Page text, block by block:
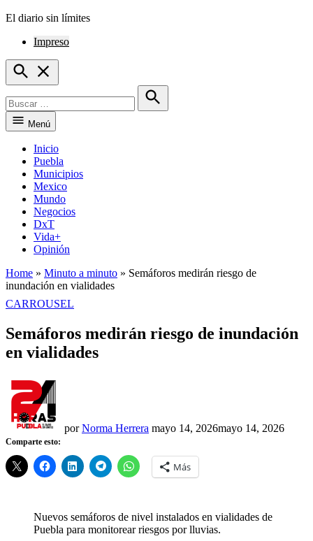
El diario sin límites
Impreso
Open
Search
Buscar
Menú
Inicio
Puebla
Municipios
Mexico
Mundo
Negocios
DxT
Vida+
Opinión
Home » Minuto a minuto » Semáforos medirán riesgo de
inundación en vialidades
PUBLICADO
CARROUSEL
Semáforos medirán riesgo de inundación
en vialidades
por Norma Herrera mayo 14, 2026mayo 14, 2026
Comparte esto:
Más
Nuevos semáforos de nivel instalados en vialidades de
Puebla para monitorear riesgos por lluvias.